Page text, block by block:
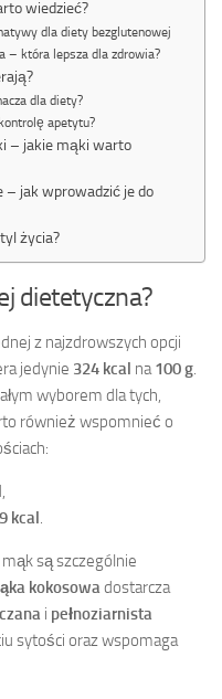
wiedzieć?
dla diety bezglutenowej
– która lepsza dla zdrowia?
dla diety?
apetytu?
– jakie mąki warto
jak wprowadzić je do
życia?
dietetyczna?
z najzdrowszych opcji
jedynie 324 kcal na100 g.
wyborem dla tych,
również wspomnieć o
,
kcal.
są szczególnie
kokosowadostarcza
i pełnoziarnista
sytości oraz wspomaga